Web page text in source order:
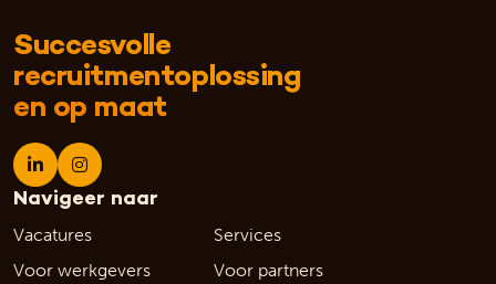
Succesvolle
recruitmentoplossing
en op maat
Navigeer naar
Vacatures
Services
Voor werkgevers
Voor partners